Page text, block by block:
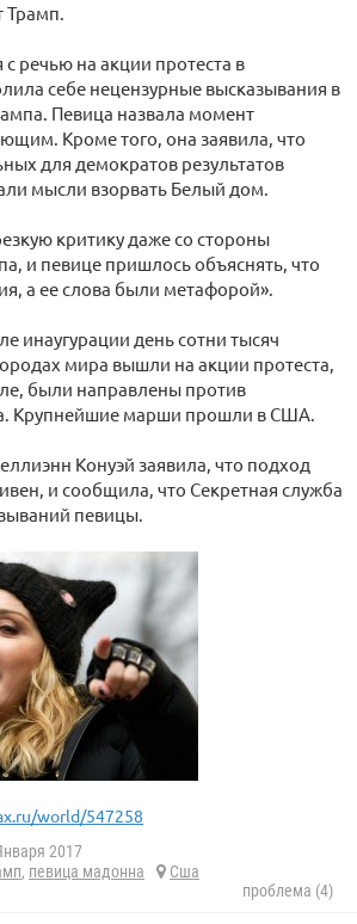
Трамп.
речью на акции протеста в
себе нецензурные высказывания в
Певица назвала момент
Кроме того, она заявила, что
для демократов результатов
мысли взорвать Белый дом.
критику даже со стороны
и певице пришлось объяснять, что
а ее слова были метафорой».
инаугурации день сотни тысяч
мира вышли на акции протеста,
были направлены против
Крупнейшие марши прошли в США.
Конуэй заявила, что подход
и сообщила, что Секретная служба
певицы.
world/547258
2017
, певица мадонна
Сша
проблема (4)